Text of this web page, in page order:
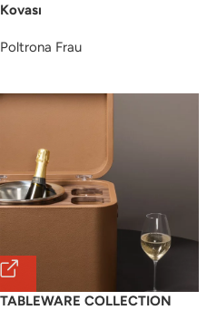
Kovası
Poltrona Frau
TABLEWARE COLLECTION